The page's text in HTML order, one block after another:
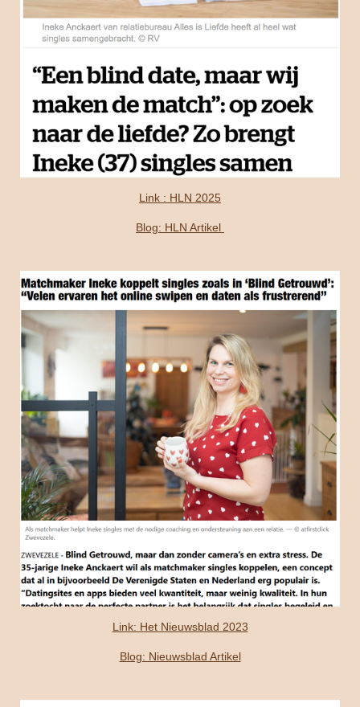
Link : HLN 2025
Blog: HLN Artikel
Link: Het Nieuwsblad 2023
Blog: Nieuwsblad Artikel